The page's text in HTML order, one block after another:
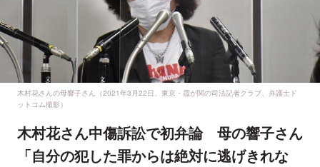
木村花さんの母響子さん（2021年3月22日、東京・霞が関の司法記者クラブ、弁護士ド
ットコム撮影）
木村花さん中傷訴訟で初弁論 母の響子さん
「自分の犯した罪からは絶対に逃げきれな